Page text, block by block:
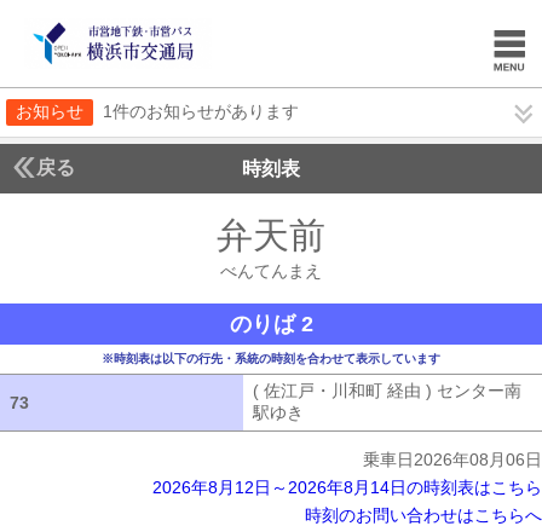
お知らせ 1件のお知らせがあります
戻る 時刻表
弁天前
べんてんまえ
のりば 2
※時刻表は以下の行先・系統の時刻を合わせて表示しています
73
( 佐江戸・川和町 経由 ) センター南
駅ゆき
乗車日2026年08月06日
2026年8月12日～2026年8月14日の時刻表はこちら
時刻のお問い合わせはこちらへ